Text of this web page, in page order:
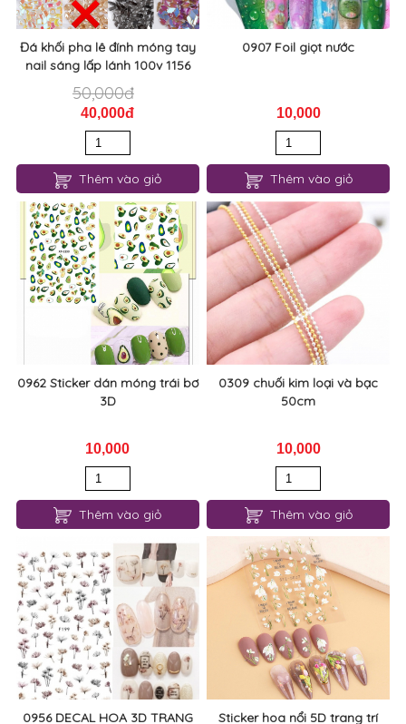
Đá khối pha lê đính móng tay
nail sáng lấp lánh 100v 1156
50,000đ
40,000đ
Thêm vào giỏ
0907 Foil giọt nước
10,000
Thêm vào giỏ
0962 Sticker dán móng trái bơ
3D
10,000
Thêm vào giỏ
0309 chuối kim loại và bạc
50cm
10,000
Thêm vào giỏ
0956 DECAL HOA 3D TRANG Sticker hoa nổi 5D trang trí